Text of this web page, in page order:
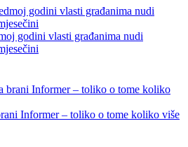
godini vlasti građanima nudi
Informer – toliko o tome koliko više